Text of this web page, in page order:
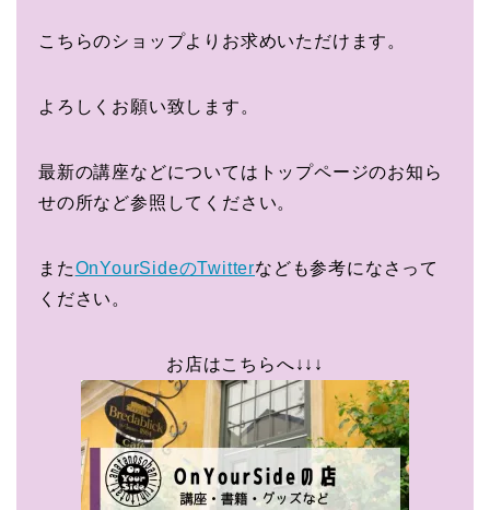
こちらのショップよりお求めいただけます。
よろしくお願い致します。
最新の講座などについてはトップページのお知ら
せの所など参照してください。
またOnYourSideのTwitterなども参考になさって
ください。
お店はこちらへ↓↓↓